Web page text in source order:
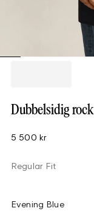
Dubbelsidig rock
5 500 kr
Regular Fit
Evening Blue